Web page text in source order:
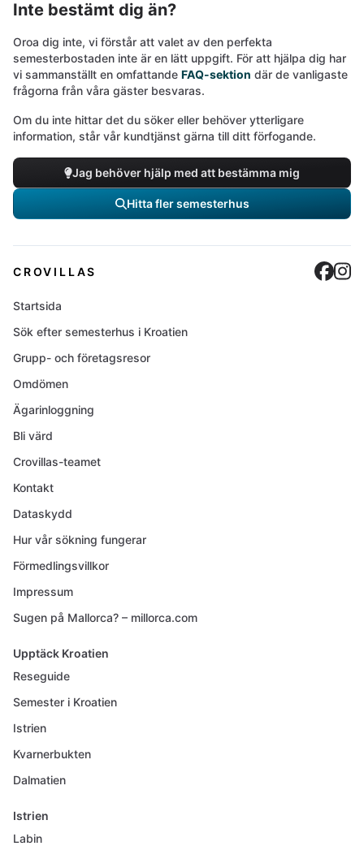
Inte bestämt dig än?
Oroa dig inte, vi förstår att valet av den perfekta
semesterbostaden inte är en lätt uppgift. För att hjälpa dig har
vi sammanställt en omfattande FAQ-sektion där de vanligaste
frågorna från våra gäster besvaras.
Om du inte hittar det du söker eller behöver ytterligare
information, står vår kundtjänst gärna till ditt förfogande.
Jag behöver hjälp med att bestämma mig
Hitta fler semesterhus
CROVILLAS
Startsida
Sök efter semesterhus i Kroatien
Grupp- och företagsresor
Omdömen
Ägarinloggning
Bli värd
Crovillas-teamet
Kontakt
Dataskydd
Hur vår sökning fungerar
Förmedlingsvillkor
Impressum
Sugen på Mallorca? – millorca.com
Upptäck Kroatien
Reseguide
Semester i Kroatien
Istrien
Kvarnerbukten
Dalmatien
Istrien
Labin